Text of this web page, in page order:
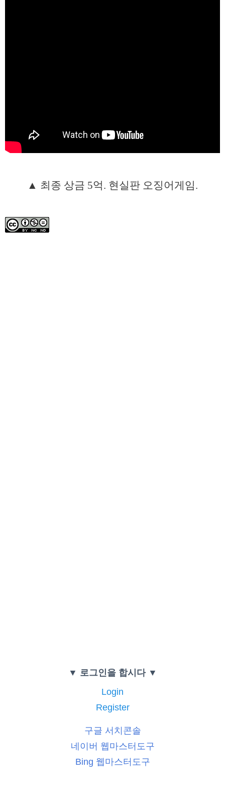
▲ 최종 상금 5억. 현실판 오징어게임.
▼ 로그인을 합시다 ▼
Login
Register
구글 서치콘솔
네이버 웹마스터도구
Bing 웹마스터도구